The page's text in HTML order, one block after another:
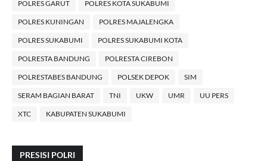
POLRES GARUT POLRES KOTA SUKABUMI
POLRES KUNINGAN POLRES MAJALENGKA
POLRES SUKABUMI POLRES SUKABUMI KOTA
POLRESTA BANDUNG POLRESTA CIREBON
POLRESTABES BANDUNG POLSEK DEPOK SIM
SERAM BAGIAN BARAT TNI UKW UMR UU PERS
XTC KABUPATEN SUKABUMI
PRESISI POLRI